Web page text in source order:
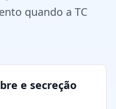
quando a TC
e secreção